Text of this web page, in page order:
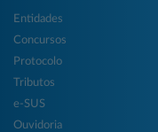
Entidades
Concursos
Protocolo
Tributos
e-SUS
Ouvidoria